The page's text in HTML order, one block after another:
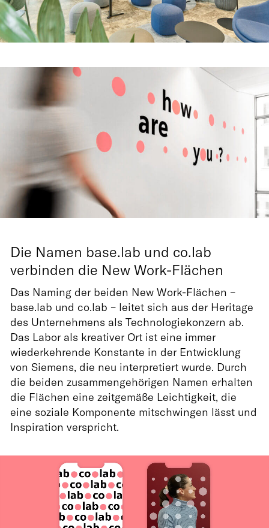
Die Namen base.lab und co.lab
verbinden die New Work-Flächen
Das Naming der beiden New Work-Flächen –
base.lab und co.lab – leitet sich aus der Heritage
des Unternehmens als Technologiekonzern ab.
Das Labor als kreativer Ort ist eine immer
wiederkehrende Konstante in der Entwicklung
von Siemens, die neu interpretiert wurde. Durch
die beiden zusammengehörigen Namen erhalten
die Flächen eine zeitgemäße Leichtigkeit, die
eine soziale Komponente mitschwingen lässt und
Inspiration verspricht.